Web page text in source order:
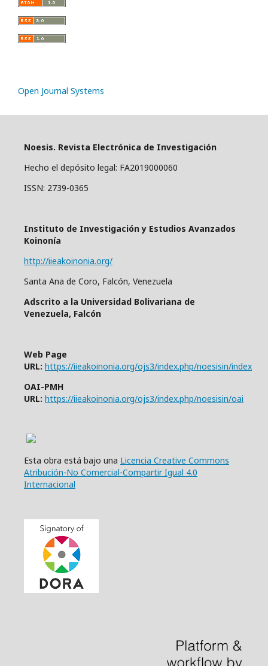
Open Journal Systems
Noesis. Revista Electrónica de Investigación
Hecho el depósito legal: FA2019000060
ISSN: 2739-0365
Instituto de Investigación y Estudios Avanzados
Koinonía
http://iieakoinonia.org/
Santa Ana de Coro, Falcón, Venezuela
Adscrito a la Universidad Bolivariana de
Venezuela, Falcón
Web Page
URL: https://iieakoinonia.org/ojs3/index.php/noesisin/index
OAI-PMH
URL: https://iieakoinonia.org/ojs3/index.php/noesisin/oai
Esta obra está bajo una Licencia Creative Commons
Atribución-No Comercial-Compartir Igual 4.0
Internacional